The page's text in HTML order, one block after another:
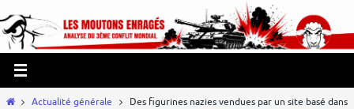
vers
le
contenu
HomeActualité générale
Des figurines nazies vendues par un site basé dans